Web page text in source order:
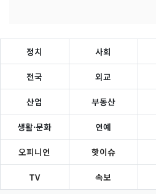
정치 사회
전국 외교
산업 부동산
생활·문화 연예
오피니언 핫이슈
TV 속보